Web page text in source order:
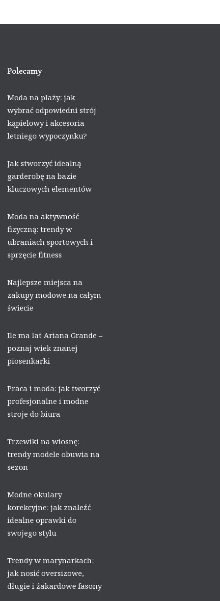
Polecamy
Moda na plaży: jak
wybrać odpowiedni strój
kąpielowy i akcesoria
letniego wypoczynku?
Jak stworzyć idealną
garderobę na bazie
kluczowych elementów
Moda na aktywność
fizyczną: trendy w
ubraniach sportowych i
sprzęcie fitness
Najlepsze miejsca na
zakupy modowe na całym
świecie
Ile ma lat Ariana Grande –
poznaj wiek znanej
piosenkarki
Praca i moda: jak tworzyć
profesjonalne i modne
stroje do biura
Trzewiki na wiosnę:
trendy modele obuwia na
sezon
Modne okulary
korekcyjne: jak znaleźć
idealne oprawki do
swojego stylu
Trendy w marynarkach:
jak nosić oversizowe,
długie i żakardowe fasony